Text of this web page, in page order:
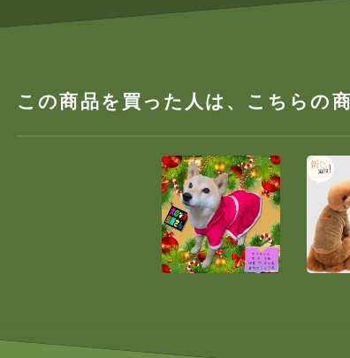
この商品を買った人は、こちらの